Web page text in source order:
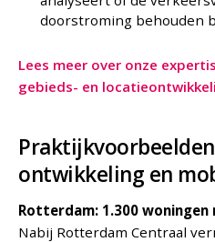
doorstroming behouden
Lees meer over onze
gebieds- en
ontwikkeling en
Rotterdam: 1.300
Nabij Rotterdam Centraal